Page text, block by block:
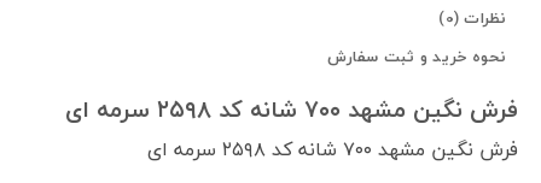
نظرات (0)
نحوه خرید و ثبت سفارش
فرش نگین مشهد ۷۰۰ شانه کد ۲۵۹۸ سرمه ای
فرش نگین مشهد ۷۰۰ شانه کد ۲۵۹۸ سرمه ای